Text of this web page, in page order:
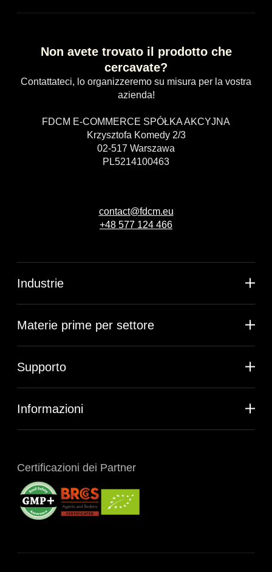
Non avete trovato il prodotto che
cercavate?
Contattateci, lo organizzeremo su misura per la vostra
azienda!
FDCM E-COMMERCE SPÓŁKA AKCYJNA
Krzysztofa Komedy 2/3
02-517 Warszawa
PL5214100463
contact@fdcm.eu
+48 577 124 466
Industrie
Materie prime per settore
Supporto
Informazioni
Certificazioni dei Partner